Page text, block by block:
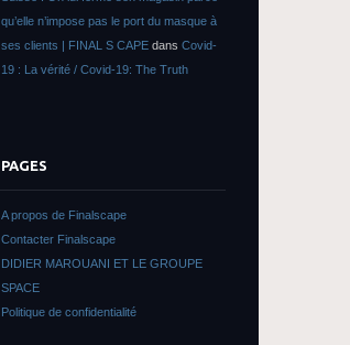
qu’elle n’impose pas le port du masque à
ses clients | FINAL S CAPE dans Covid-
19 : La vérité / Covid-19: The Truth
PAGES
A propos de Finalscape
Contacter Finalscape
DIDIER MAROUANI ET LE GROUPE
SPACE
Politique de confidentialité